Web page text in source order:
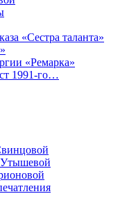
«Сестра таланта»
«Ремарка»
1991-го…